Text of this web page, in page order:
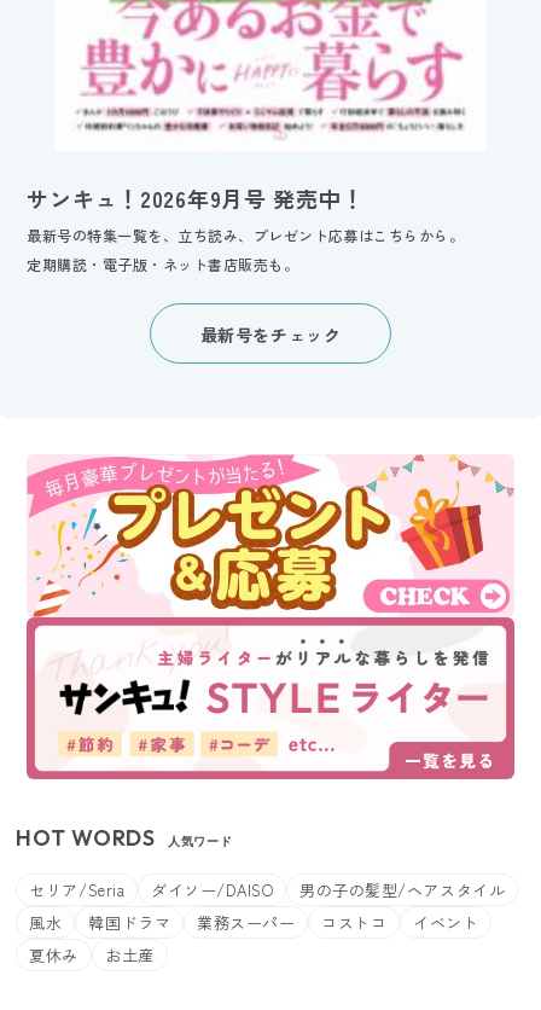
サンキュ！2026年9月号 発売中！
最新号の特集一覧を、立ち読み、プレゼント応募はこちらから。
定期購読・電子版・ネット書店販売も。
最新号をチェック
HOT WORDS 人気ワード
セリア/Seria ダイソー/DAISO
男の子の髪型/ヘアスタイル
風水
韓国ドラマ 業務スーパー コストコ
イベント
夏休み
お土産